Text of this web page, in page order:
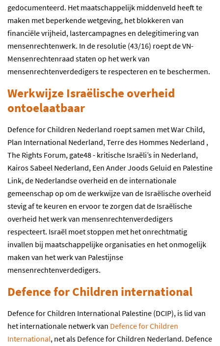
gedocumenteerd. Het maatschappelijk middenveld heeft te
maken met beperkende wetgeving, het blokkeren van
financiële vrijheid, lastercampagnes en delegitimering van
mensenrechtenwerk. In de resolutie (43/16) roept de VN-
Mensenrechtenraad staten op het werk van
mensenrechtenverdedigers te respecteren en te beschermen.
Werkwijze Israëlische overheid
ontoelaatbaar
Defence for Children Nederland roept samen met War Child,
Plan International Nederland, Terre des Hommes Nederland ,
The Rights Forum, gate48 - kritische Israëli’s in Nederland,
Kairos Sabeel Nederland, Een Ander Joods Geluid en Palestine
Link, de Nederlandse overheid en de internationale
gemeenschap op om de werkwijze van de Israëlische overheid
stevig af te keuren en ervoor te zorgen dat de Israëlische
overheid het werk van mensenrechtenverdedigers
respecteert. Israël moet stoppen met het onrechtmatig
invallen bij maatschappelijke organisaties en het onmogelijk
maken van het werk van Palestijnse
mensenrechtenverdedigers.
Defence for Children international
Defence for Children International Palestine (DCIP), is lid van
het internationale netwerk van Defence for Children
International, net als Defence for Children Nederland. Defence